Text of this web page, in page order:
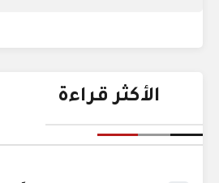
الأكثر قراءة